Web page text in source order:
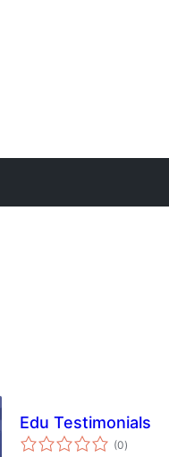
Edu Testimonials
(0total
rating
)